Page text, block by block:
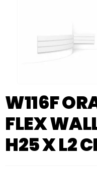
W116F
FLEX
H25 X L2